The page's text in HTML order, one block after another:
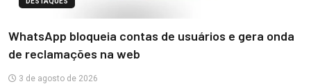
WhatsApp bloqueia contas de usuários e gera onda
de reclamações na web
3 de agosto de 2026